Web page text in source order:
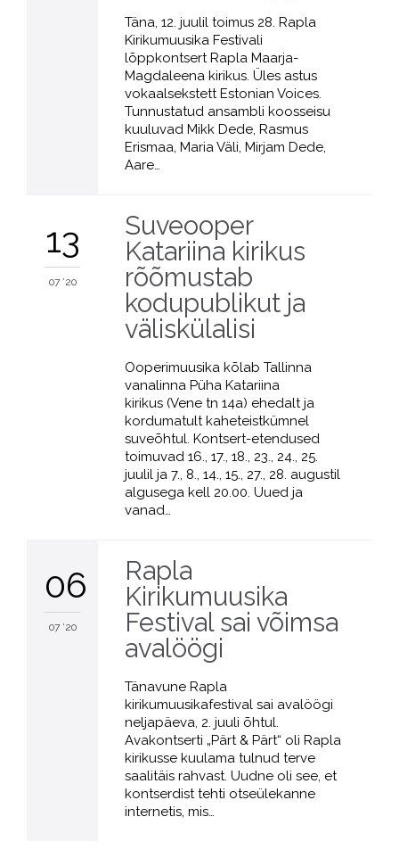
Täna, 12. juulil toimus 28. Rapla
Kirikumuusika Festivali
lõppkontsert Rapla Maarja-
Magdaleena kirikus. Üles astus
vokaalsekstett Estonian Voices.
Tunnustatud ansambli koosseisu
kuuluvad Mikk Dede, Rasmus
Erismaa, Maria Väli, Mirjam Dede,
Aare…
13
07 '20
Suveooper
Katariina kirikus
rõõmustab
kodupublikut ja
väliskülalisi
Ooperimuusika kõlab Tallinna
vanalinna Püha Katariina
kirikus (Vene tn 14a) ehedalt ja
kordumatult kaheteistkümnel
suveõhtul. Kontsert-etendused
toimuvad 16., 17., 18., 23., 24., 25.
juulil ja 7., 8., 14., 15., 27., 28. augustil
algusega kell 20.00. Uued ja
vanad…
06
07 '20
Rapla
Kirikumuusika
Festival sai võimsa
avalöögi
Tänavune Rapla
kirikumuusikafestival sai avalöögi
neljapäeva, 2. juuli õhtul.
Avakontserti „Pärt & Pärt“ oli Rapla
kirikusse kuulama tulnud terve
saalitäis rahvast. Uudne oli see, et
kontserdist tehti otseülekanne
internetis, mis…